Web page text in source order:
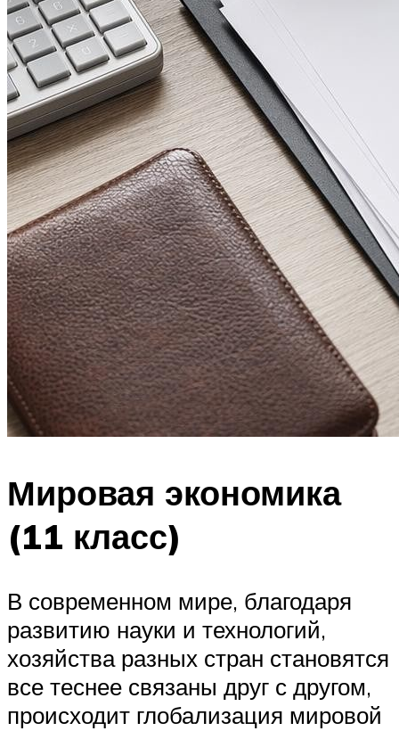
Мировая экономика
(11 класс)
В современном мире, благодаря
развитию науки и технологий,
хозяйства разных стран становятся
все теснее связаны друг с другом,
происходит глобализация мировой